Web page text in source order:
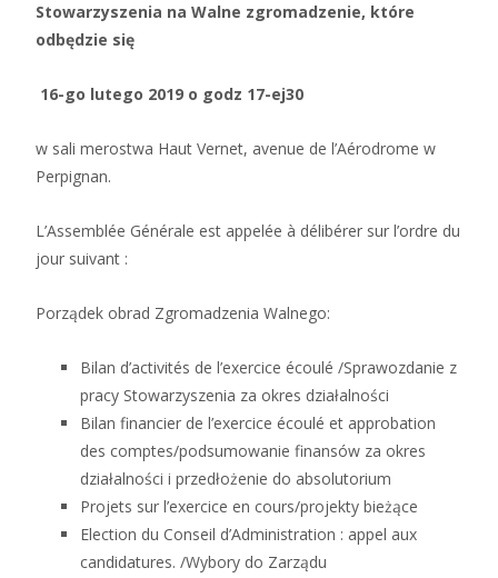
Stowarzyszenia na Walne zgromadzenie, które
odbędzie się
16-go lutego 2019 o godz 17-ej30
w sali merostwa Haut Vernet, avenue de l’Aérodrome w
Perpignan.
L’Assemblée Générale est appelée à délibérer sur l’ordre du
jour suivant :
Porządek obrad Zgromadzenia Walnego:
Bilan d’activités de l’exercice écoulé /Sprawozdanie z
pracy Stowarzyszenia za okres działalności
Bilan financier de l’exercice écoulé et approbation
des comptes/podsumowanie finansów za okres
działalności i przedłożenie do absolutorium
Projets sur l’exercice en cours/projekty bieżące
Election du Conseil d’Administration : appel aux
candidatures. /Wybory do Zarządu